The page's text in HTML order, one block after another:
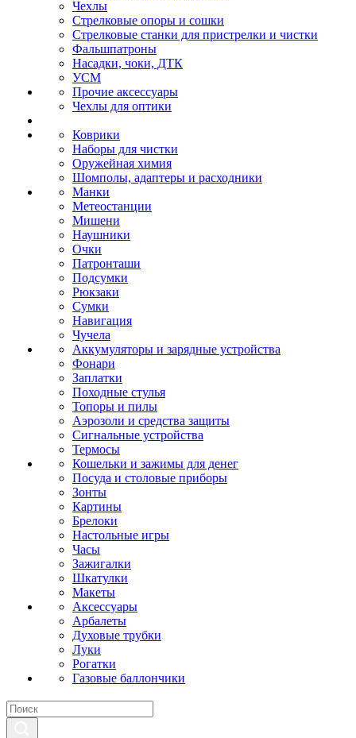
Чехлы
Стрелковые опоры и сошки
Стрелковые станки для пристрелки и чистки
Фальшпатроны
Насадки, чоки, ДТК
УСМ
Прочие аксессуары
Чехлы для оптики
Коврики
Наборы для чистки
Оружейная химия
Шомполы, адаптеры и расходники
Манки
Метеостанции
Мишени
Наушники
Очки
Патронташи
Подсумки
Рюкзаки
Сумки
Навигация
Чучела
Аккумуляторы и зарядные устройства
Фонари
Заплатки
Походные стулья
Топоры и пилы
Аэрозоли и средства защиты
Сигнальные устройства
Термосы
Кошельки и зажимы для денег
Посуда и столовые приборы
Зонты
Картины
Брелоки
Настольные игры
Часы
Зажигалки
Шкатулки
Макеты
Аксессуары
Арбалеты
Духовые трубки
Луки
Рогатки
Газовые баллончики